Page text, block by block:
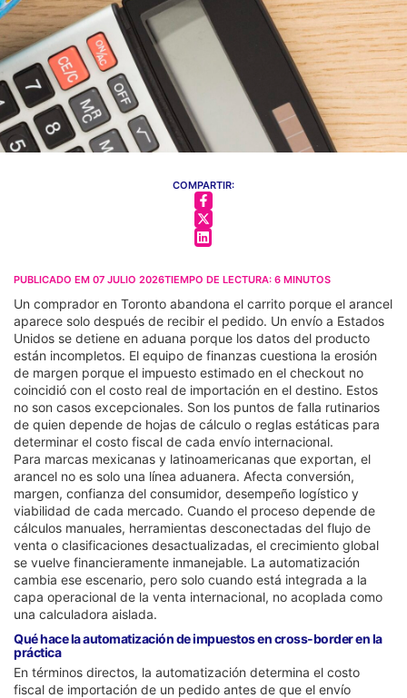
COMPARTIR:
PUBLICADO EM 07 JULIO 2026TIEMPO DE LECTURA: 6 MINUTOS
Un comprador en Toronto abandona el carrito porque el arancel
aparece solo después de recibir el pedido. Un envío a Estados
Unidos se detiene en aduana porque los datos del producto
están incompletos. El equipo de finanzas cuestiona la erosión
de margen porque el impuesto estimado en el checkout no
coincidió con el costo real de importación en el destino. Estos
no son casos excepcionales. Son los puntos de falla rutinarios
de quien depende de hojas de cálculo o reglas estáticas para
determinar el costo fiscal de cada envío internacional.
Para marcas mexicanas y latinoamericanas que exportan, el
arancel no es solo una línea aduanera. Afecta conversión,
margen, confianza del consumidor, desempeño logístico y
viabilidad de cada mercado. Cuando el proceso depende de
cálculos manuales, herramientas desconectadas del flujo de
venta o clasificaciones desactualizadas, el crecimiento global
se vuelve financieramente inmanejable. La automatización
cambia ese escenario, pero solo cuando está integrada a la
capa operacional de la venta internacional, no acoplada como
una calculadora aislada.
Qué hace la automatización de impuestos en cross-border en la
práctica
En términos directos, la automatización determina el costo
fiscal de importación de un pedido antes de que el envío